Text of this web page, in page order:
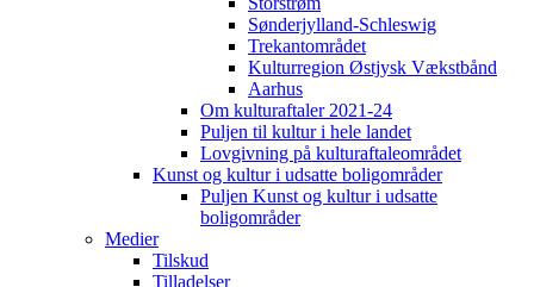
Sønderjylland-Schleswig
Trekantområdet
Kulturregion Østjysk Vækstbånd
Aarhus
Om kulturaftaler 2021-24
Puljen til kultur i hele landet
Lovgivning på kulturaftaleområdet
Kunst og kultur i udsatte boligområder
Puljen Kunst og kultur i udsatte
boligområder
Medier
Tilskud
Tilladelser